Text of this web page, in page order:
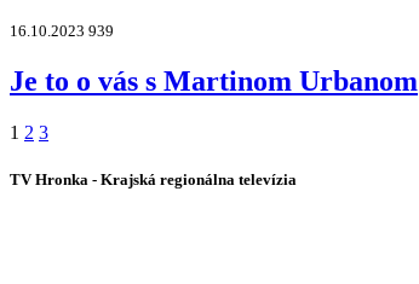
16.10.2023 939
Je to o vás s Martinom Urbanom
1 2 3
TV Hronka - Krajská regionálna televízia